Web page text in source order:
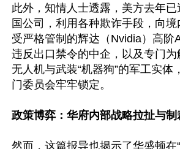
此外，知情人士透露，美方去年
国公司，利用各种欺诈手段，向
受严格管制的辉达（Nvidia）高阶
违反出口禁令的中企，以及专门为
无人机与武装“机器狗”的军工实体
门委员会牢牢锁定。
政策博弈：华府内部战略拉扯与制
然而，这篇报导也揭示了华盛顿在